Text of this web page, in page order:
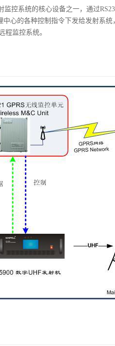
监控系统的核心设备之一，通过
心的各种控制指令下发给发射系
程监控系统。